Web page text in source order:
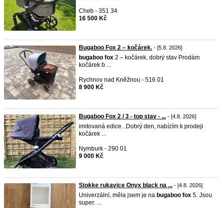
Cheb - 351 34
16 500 Kč
Bugaboo Fox 2 – kočárek. - [5.8. 2026]
bugaboo fox 2 – kočárek, dobrý stav Prodám
kočárek b ...
Rychnov nad Kněžnou - 516 01
8 900 Kč
Bugaboo Fox 2 / 3 - top stav - ... - [4.8. 2026]
imitovaná edice...Dobrý den, nabízím k prodeji
kočárek ...
Nymburk - 290 01
9 000 Kč
Stokke rukavice Onyx black na ... - [4.8. 2026]
Univerzální, měla jsem je na bugaboo fox 5. Jsou
super. ...